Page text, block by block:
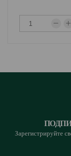
Зарегистрируйте